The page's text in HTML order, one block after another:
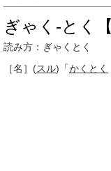
ぎゃく‐とく【
読み方：ぎゃくとく
［名］ (スル) 「かくとく